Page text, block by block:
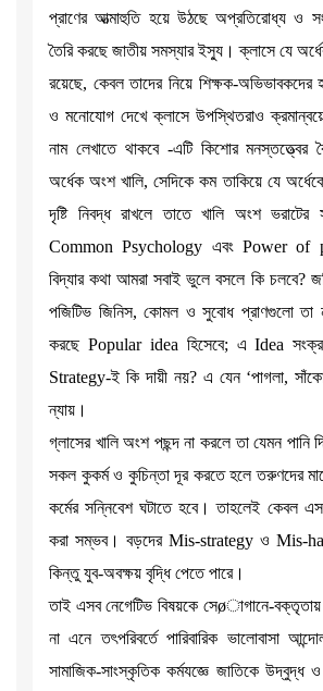
প্রাণের আত্মাহুতি হয়ে উঠছে অপ্রতিরোধ্য ও
তৈরি করছে জাতীয় সমস্যার ইস্যু। ক্লাসে যে
রয়েছে, কেবল তাদের নিয়ে শিক্ষক-অভিভাবকদের
ও মনোযোগ দেখে ক্লাসে উপস্থিতরাও
নাম লেখাতে থাকবে -এটি কিশোর মনস্তত্ত্বের
অর্ধেক অংশ খালি, সেদিকে কম তাকিয়ে যে
দৃষ্টি নিবদ্ধ রাখলে তাতে খালি অংশ
Common Psychology এবং Power of
বিদ্যার কথা আমরা সবাই ভুলে বসলে কি চলবে?
পজিটিভ জিনিস, কোমল ও সুবোধ প্রাণগুলো তা
করছে Popular idea হিসেবে; এ Idea
Strategy-ই কি দায়ী নয়? এ যেন ‘পাগলা, সাঁকো
ন্যায়।
গ্লাসের খালি অংশ পছন্দ না করলে তা যেমন পানি
সকল কুকর্ম ও কুচিন্তা দূর করতে হলে তরুণদের
কর্মের সন্নিবেশ ঘটাতে হবে। তাহলেই কেবল
করা সম্ভব। বড়দের Mis-strategy ও Mis-
কিন্তু যুব-অবক্ষয় বৃদ্ধি পেতে পারে।
তাই এসব নেগেটিভ বিষয়কে সেøাগানে-বক্তৃতায়
না এনে তৎপরিবর্তে পারিবারিক ভালোবাসা
সামাজিক-সাংস্কৃতিক কর্মযজ্ঞে জাতিকে